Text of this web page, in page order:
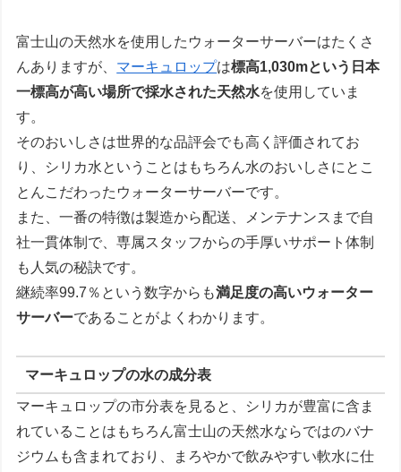
富士山の天然水を使用したウォーターサーバーはたくさ
んありますが、 マーキュロップは標高1,030mという日本
一標高が高い場所で採水された天然水を使用していま
す。
そのおいしさは世界的な品評会でも高く評価されてお
り、シリカ水ということはもちろん水のおいしさにとこ
とんこだわったウォーターサーバーです。
また、一番の特徴は製造から配送、メンテナンスまで自
社一貫体制で、専属スタッフからの手厚いサポート体制
も人気の秘訣です。
継続率99.7％という数字からも満足度の高いウォーター
サーバーであることがよくわかります。
マーキュロップの水の成分表
マーキュロップの市分表を見ると、シリカが豊富に含ま
れていることはもちろん富士山の天然水ならではのバナ
ジウムも含まれており、まろやかで飲みやすい軟水に仕